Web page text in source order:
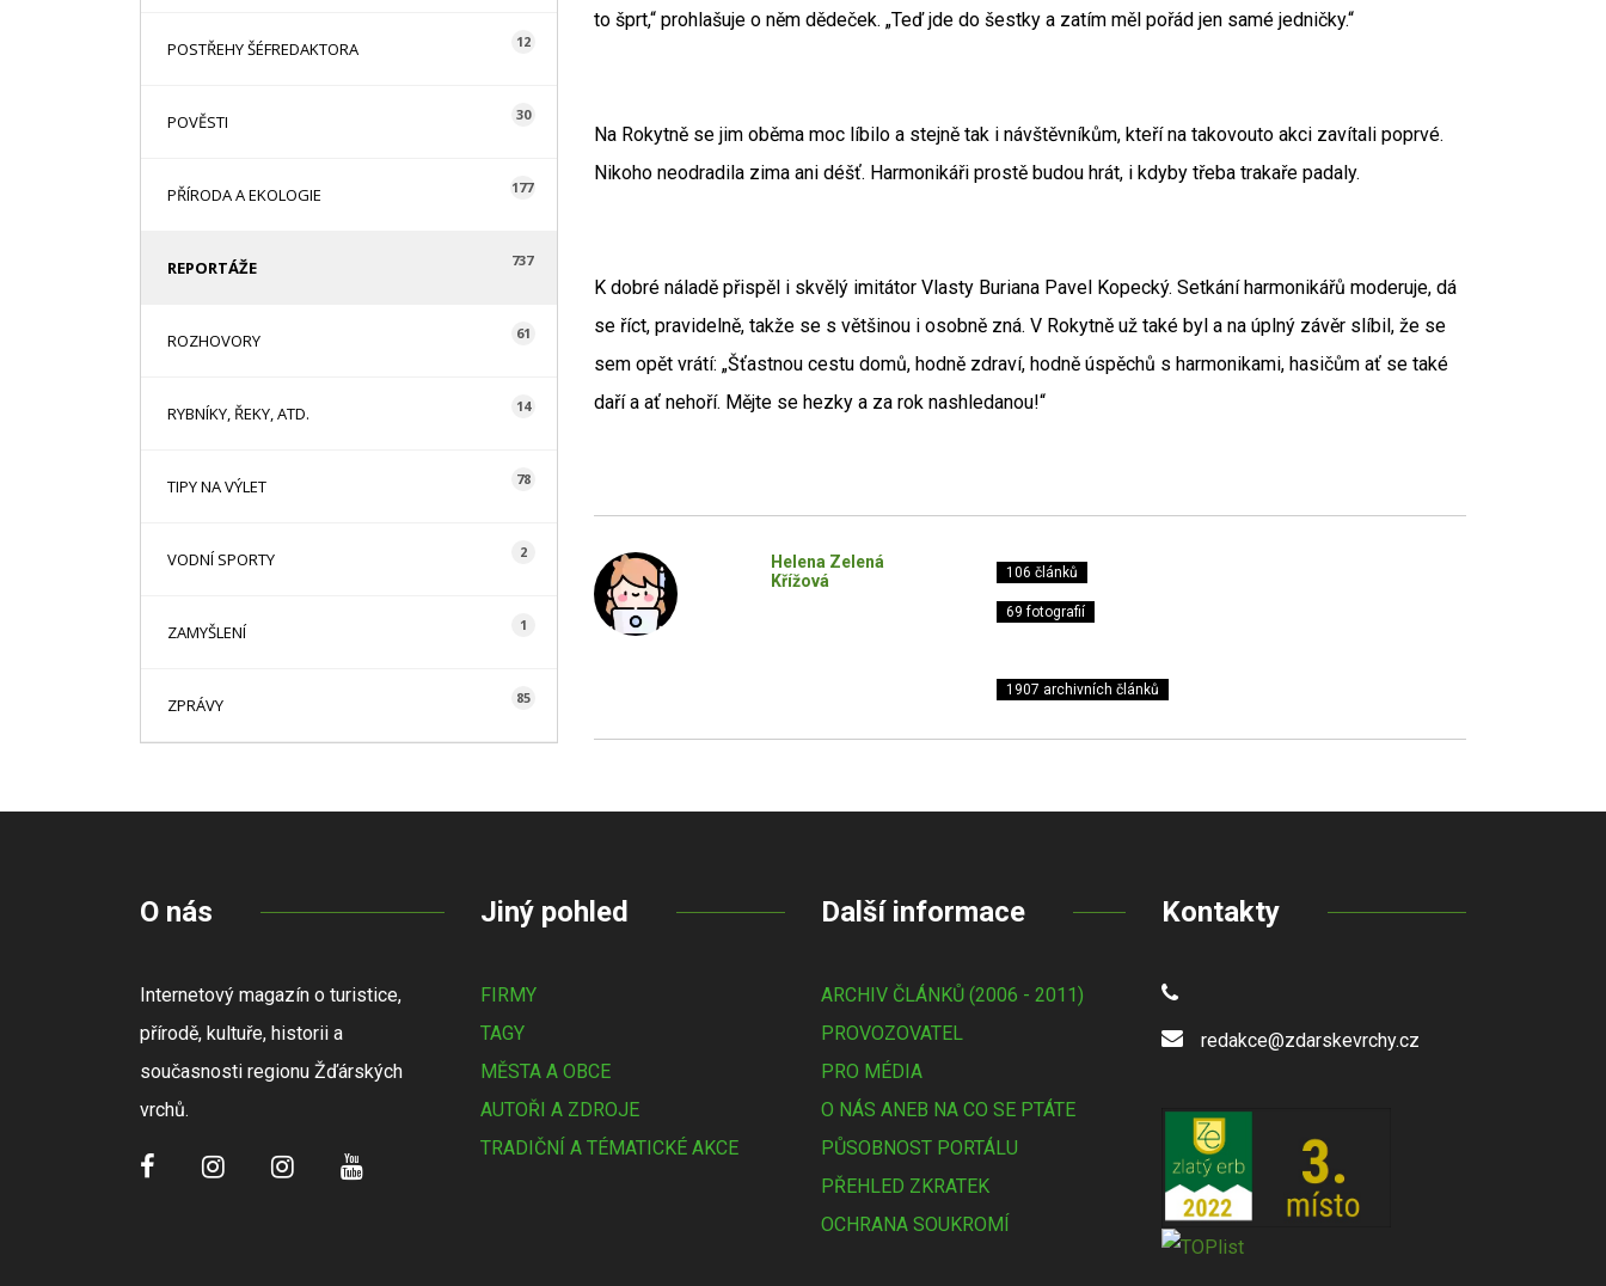
POSTŘEHY ŠÉFREDAKTORA 12
POVĚSTI 30
PŘÍRODA A EKOLOGIE 177
REPORTÁŽE 737
ROZHOVORY 61
RYBNÍKY, ŘEKY, ATD. 14
TIPY NA VÝLET 78
VODNÍ SPORTY 2
ZAMYŠLENÍ 1
ZPRÁVY 85
to šprt,“ prohlašuje o něm dědeček. „Teď jde do šestky a zatím měl pořád jen samé jedničky.“
Na Rokytně se jim oběma moc líbilo a stejně tak i návštěvníkům, kteří na takovouto akci zavítali poprvé.
Nikoho neodradila zima ani déšť. Harmonikáři prostě budou hrát, i kdyby třeba trakaře padaly.
K dobré náladě přispěl i skvělý imitátor Vlasty Buriana Pavel Kopecký. Setkání harmonikářů moderuje, dá
se říct, pravidelně, takže se s většinou i osobně zná. V Rokytně už také byl a na úplný závěr slíbil, že se
sem opět vrátí: „Šťastnou cestu domů, hodně zdraví, hodně úspěchů s harmonikami, hasičům ať se také
daří a ať nehoří. Mějte se hezky a za rok nashledanou!“
Helena Zelená
Křížová
106 článků
69 fotografií
1907 archivních článků
O nás
Internetový magazín o turistice,
přírodě, kultuře, historii a
současnosti regionu Žďárských
vrchů.
Jiný pohled
FIRMY
TAGY
MĚSTA A OBCE
AUTOŘI A ZDROJE
TRADIČNÍ A TÉMATICKÉ AKCE
Další informace
ARCHIV ČLÁNKŮ (2006 - 2011)
PROVOZOVATEL
PRO MÉDIA
O NÁS ANEB NA CO SE PTÁTE
PŮSOBNOST PORTÁLU
PŘEHLED ZKRATEK
OCHRANA SOUKROMÍ
Kontakty
redakce@zdarskevrchy.cz